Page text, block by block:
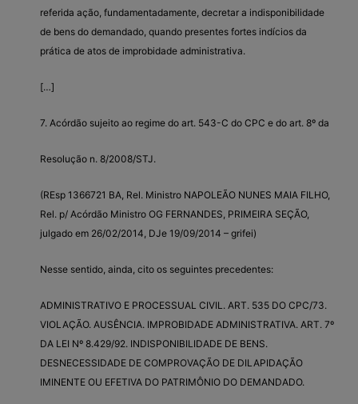
referida ação, fundamentadamente, decretar a indisponibilidade
de bens do demandado, quando presentes fortes indícios da
prática de atos de improbidade administrativa.
[…]
7. Acórdão sujeito ao regime do art. 543-C do CPC e do art. 8º da
Resolução n. 8/2008/STJ.
(REsp 1366721 BA, Rel. Ministro NAPOLEÃO NUNES MAIA FILHO,
Rel. p/ Acórdão Ministro OG FERNANDES, PRIMEIRA SEÇÃO,
julgado em 26/02/2014, DJe 19/09/2014 – grifei)
Nesse sentido, ainda, cito os seguintes precedentes:
ADMINISTRATIVO E PROCESSUAL CIVIL. ART. 535 DO CPC/73.
VIOLAÇÃO. AUSÊNCIA. IMPROBIDADE ADMINISTRATIVA. ART. 7º
DA LEI Nº 8.429/92. INDISPONIBILIDADE DE BENS.
DESNECESSIDADE DE COMPROVAÇÃO DE DILAPIDAÇÃO
IMINENTE OU EFETIVA DO PATRIMÔNIO DO DEMANDADO.